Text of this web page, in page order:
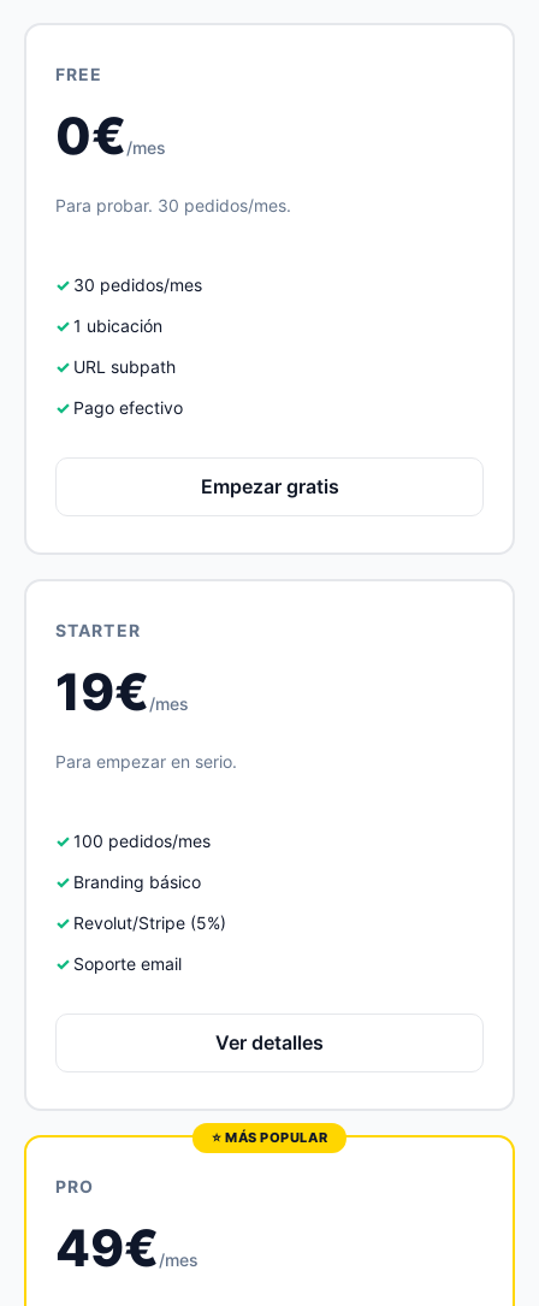
FREE
0€/mes
Para probar. 30 pedidos/mes.
30 pedidos/mes
1 ubicación
URL subpath
Pago efectivo
Empezar gratis
STARTER
19€/mes
Para empezar en serio.
100 pedidos/mes
Branding básico
Revolut/Stripe (5%)
Soporte email
Ver detalles
PRO
49€/mes